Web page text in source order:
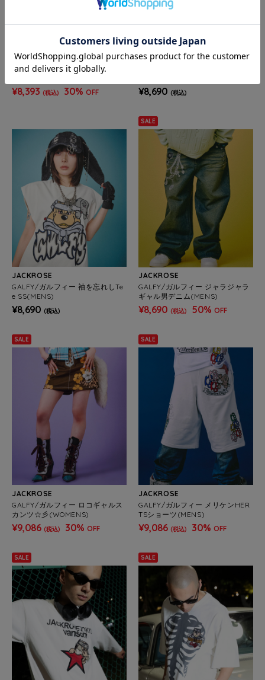
JACKROSE
【GALFY×GALLIS ADDICTION】
セットアップ対応(MENS/WOME
NS)
¥8,393 (税込) 30% OFF
JACKROSE
OMENS)
¥8,690 (税込)
JACKROSE
GALFY/ガルフィー 袖を忘れしTe
e SS(MENS)
¥8,690 (税込)
SALE
JACKROSE
GALFY/ガルフィー ジャラジャラ
ギャル男デニム(MENS)
¥8,690 (税込) 50% OFF
SALE
JACKROSE
GALFY/ガルフィー ロコギャルス
カンツ☆彡(WOMENS)
¥9,086 (税込) 30% OFF
SALE
JACKROSE
GALFY/ガルフィー メリケンHER
TSショーツ(MENS)
¥9,086 (税込) 30% OFF
SALE SALE